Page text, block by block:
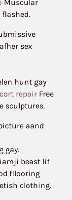
Muscular
sex
hunt gay
repair Free
sculptures.
aand
gay.
beast lif
fllooring
clothing.